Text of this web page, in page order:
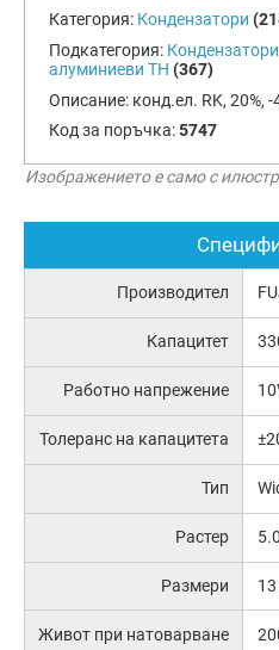
Категория: Кондензатори
Подкатегория:
алуминиеви TH (367)
Описание: конд.ел. RK, 20%,
Код за поръчка:5747
Изображението е само с
Производител
Капацитет
Работно напрежение
Толеранс на капацитета
Тип
Растер
Размери
Живот при натоварване